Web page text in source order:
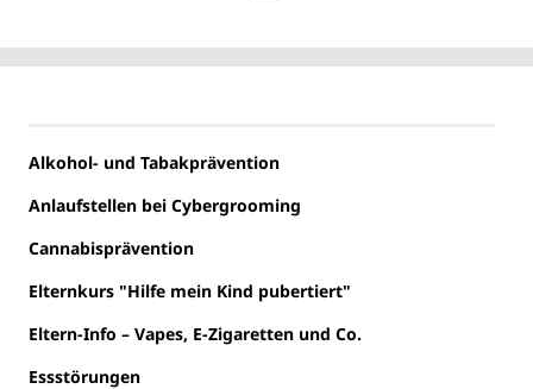
Alkohol- und Tabakprävention
Anlaufstellen bei Cybergrooming
Cannabisprävention
Elternkurs "Hilfe mein Kind pubertiert"
Eltern-Info – Vapes, E-Zigaretten und Co.
Essstörungen